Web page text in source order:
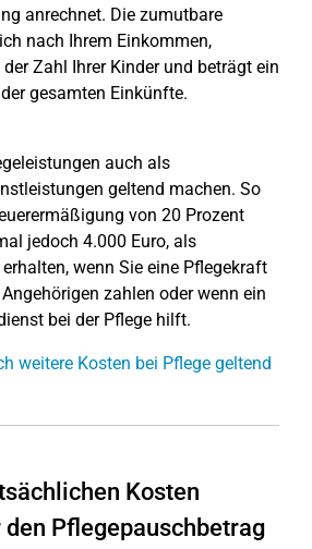
anrechnet. Die zumutbare
nach Ihrem Einkommen,
Zahl Ihrer Kinder und beträgt ein
gesamten Einkünfte.
auch als
geltend machen. So
von 20 Prozent
jedoch 4.000 Euro, als
wenn Sie eine Pflegekraft
zahlen oder wenn ein
bei der Pflege hilft.
weitere Kosten bei Pflege geltend
Kosten
den Pflegepauschbetrag